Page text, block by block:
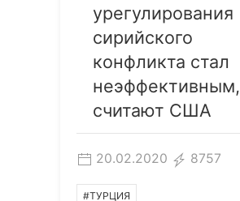
урегулирования
сирийского
конфликта стал
неэффективным,
считают США
20.02.2020 8757
#ТУРЦИЯ